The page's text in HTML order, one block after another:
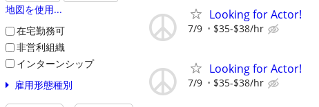
地図を使用...
在宅勤務可
非営利組織
インターンシップ
雇用形態種別
Looking for Actor!
7/9 $35-$38/hr
Looking for Actor!
7/9 $35-$38/hr